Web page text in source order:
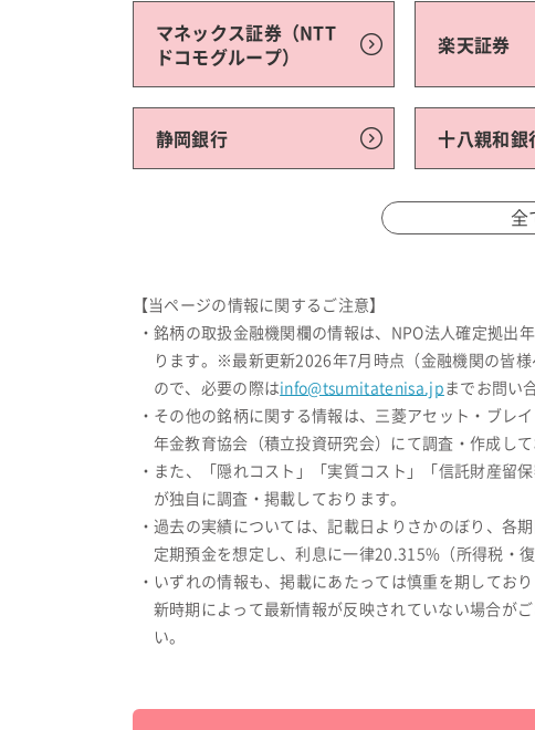
マネックス証券（NTT
ドコモグループ）
楽天証券
静岡銀行 十八親和銀
全
【当ページの情報に関するご注意】
・銘柄の取扱金融機関欄の情報は、NPO法人確定拠出
ります。※最新更新2026年7月時点（金融機関の皆
ので、必要の際はinfo@tsumitatenisa.jp までお問い
・その他の銘柄に関する情報は、三菱アセット・ブレ
年金教育協会（積立投資研究会）にて調査・作成し
・また、「隠れコスト」「実質コスト」「信託財産留
が独自に調査・掲載しております。
・過去の実績については、記載日よりさかのぼり、各
定期預金を想定し、利息に一律20.315%（所得税・
・いずれの情報も、掲載にあたっては慎重を期してお
新時期によって最新情報が反映されていない場合が
い。